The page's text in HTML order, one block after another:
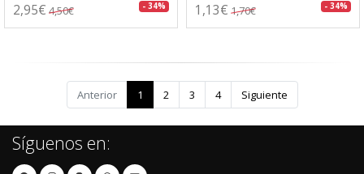
2,95€ 4,50€ - 34% 1,13€ 1,70€ - 34%
Anterior 1 2 3 4 Siguiente
Síguenos en: